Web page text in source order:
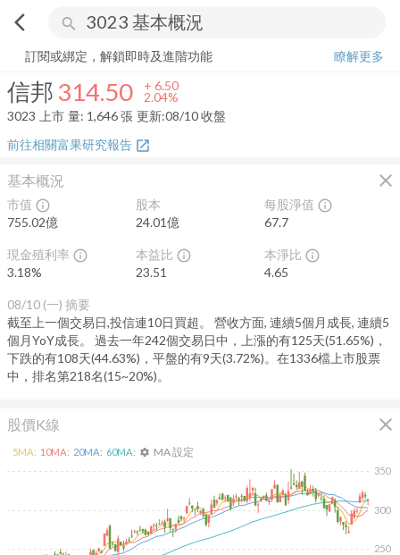
arrow_back_ios search
信邦 314.50 +2.04%
訂閱或綁定，解鎖即時及進階功能
瞭解更多
信邦 314.50 + 6.50
2.04%
3023
上市 量: 1,646張 更新:08/10 收盤
前往相關富果研究報告 open_in_new
基本概況 close
市值 info_outline
755.02億
股本
24.01億
每股淨值 info_outline
67.7
現金殖利率 info_outline
3.18%
本益比 info_outline
23.51
本淨比 info_outline
4.65
08/10 (一) 摘要
截至上一個交易日,投信連10日買超。 營收方面, 連續5個月成長, 連續5
個月YoY成長。 過去一年242個交易日中，上漲的有125天(51.65%)，
下跌的有108天(44.63%)，平盤的有9天(3.72%)。在1336檔上市股票
中，排名第218名(15~20%)。
股價K線 close
250
300
350
5MA: 10MA: 20MA: 60MA: settings MA 設定